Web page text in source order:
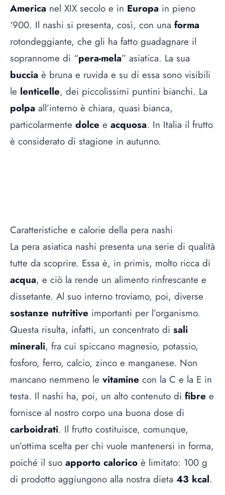
America nel XIX secolo e in Europa in pieno
‘900. Il nashi si presenta, così, con una forma
rotondeggiante, che gli ha fatto guadagnare il
soprannome di “pera-mela” asiatica. La sua
buccia è bruna e ruvida e su di essa sono visibili
le lenticelle, dei piccolissimi puntini bianchi. La
polpa all’interno è chiara, quasi bianca,
particolarmente dolce e acquosa. In Italia il frutto
è considerato di stagione in autunno.
Caratteristiche e calorie della pera nashi
La pera asiatica nashi presenta una serie di qualità
tutte da scoprire. Essa è, in primis, molto ricca di
acqua, e ciò la rende un alimento rinfrescante e
dissetante. Al suo interno troviamo, poi, diverse
sostanze nutritive importanti per l’organismo.
Questa risulta, infatti, un concentrato di sali
minerali, fra cui spiccano magnesio, potassio,
fosforo, ferro, calcio, zinco e manganese. Non
mancano nemmeno le vitamine con la C e la E in
testa. Il nashi ha, poi, un alto contenuto di fibre e
fornisce al nostro corpo una buona dose di
carboidrati. Il frutto costituisce, comunque,
un’ottima scelta per chi vuole mantenersi in forma,
poiché il suo apporto calorico è limitato: 100 g
di prodotto aggiungono alla nostra dieta 43 kcal.